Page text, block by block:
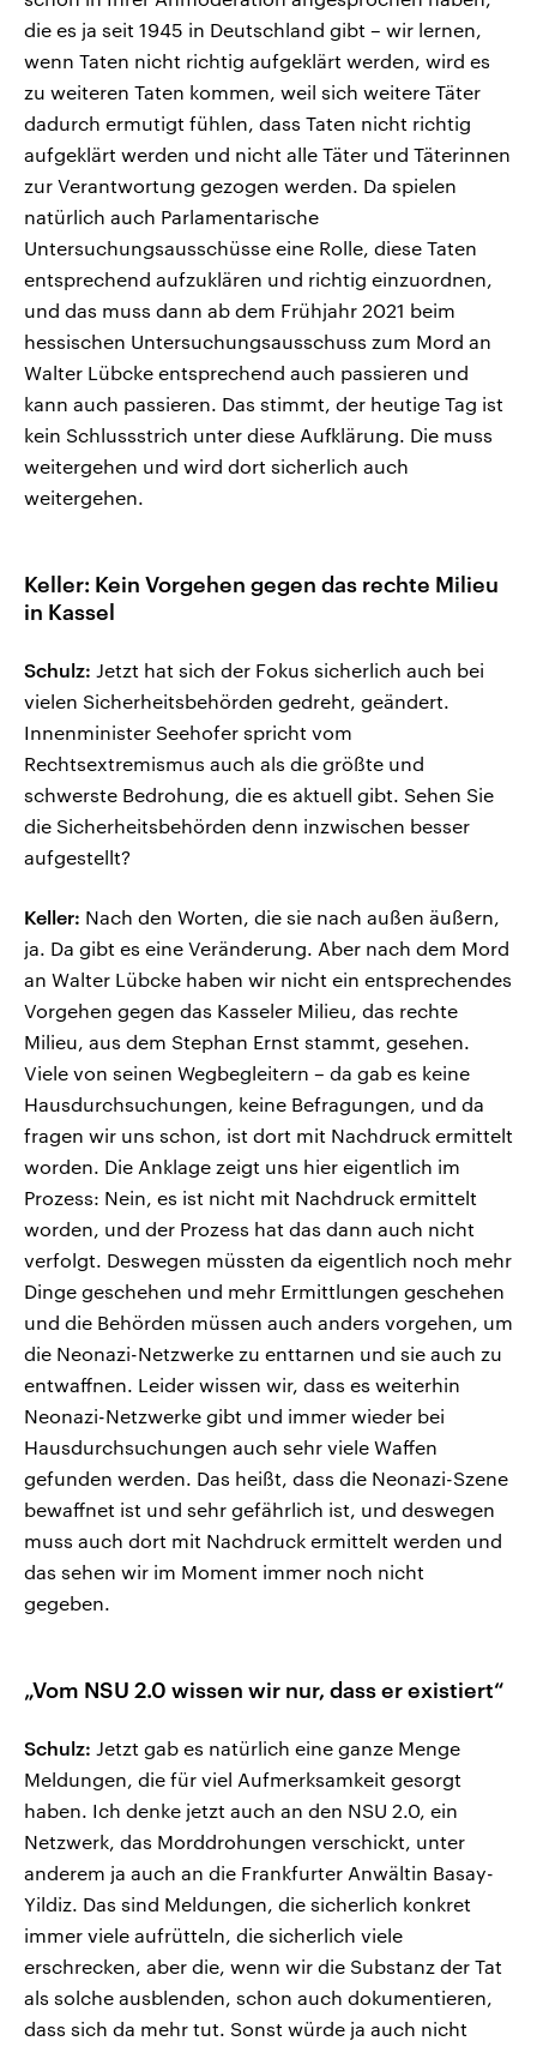
die es ja seit 1945 in Deutschland gibt – wir lernen,
wenn Taten nicht richtig aufgeklärt werden, wird es
zu weiteren Taten kommen, weil sich weitere Täter
dadurch ermutigt fühlen, dass Taten nicht richtig
aufgeklärt werden und nicht alle Täter und Täterinnen
zur Verantwortung gezogen werden. Da spielen
natürlich auch Parlamentarische
Untersuchungsausschüsse eine Rolle, diese Taten
entsprechend aufzuklären und richtig einzuordnen,
und das muss dann ab dem Frühjahr 2021 beim
hessischen Untersuchungsausschuss zum Mord an
Walter Lübcke entsprechend auch passieren und
kann auch passieren. Das stimmt, der heutige Tag ist
kein Schlussstrich unter diese Aufklärung. Die muss
weitergehen und wird dort sicherlich auch
weitergehen.
Keller: Kein Vorgehen gegen das rechte Milieu
in Kassel
Schulz: Jetzt hat sich der Fokus sicherlich auch bei
vielen Sicherheitsbehörden gedreht, geändert.
Innenminister Seehofer spricht vom
Rechtsextremismus auch als die größte und
schwerste Bedrohung, die es aktuell gibt. Sehen Sie
die Sicherheitsbehörden denn inzwischen besser
aufgestellt?
Keller: Nach den Worten, die sie nach außen äußern,
ja. Da gibt es eine Veränderung. Aber nach dem Mord
an Walter Lübcke haben wir nicht ein entsprechendes
Vorgehen gegen das Kasseler Milieu, das rechte
Milieu, aus dem Stephan Ernst stammt, gesehen.
Viele von seinen Wegbegleitern – da gab es keine
Hausdurchsuchungen, keine Befragungen, und da
fragen wir uns schon, ist dort mit Nachdruck ermittelt
worden. Die Anklage zeigt uns hier eigentlich im
Prozess: Nein, es ist nicht mit Nachdruck ermittelt
worden, und der Prozess hat das dann auch nicht
verfolgt. Deswegen müssten da eigentlich noch mehr
Dinge geschehen und mehr Ermittlungen geschehen
und die Behörden müssen auch anders vorgehen, um
die Neonazi-Netzwerke zu enttarnen und sie auch zu
entwaffnen. Leider wissen wir, dass es weiterhin
Neonazi-Netzwerke gibt und immer wieder bei
Hausdurchsuchungen auch sehr viele Waffen
gefunden werden. Das heißt, dass die Neonazi-Szene
bewaffnet ist und sehr gefährlich ist, und deswegen
muss auch dort mit Nachdruck ermittelt werden und
das sehen wir im Moment immer noch nicht
gegeben.
„Vom NSU 2.0 wissen wir nur, dass er existiert“
Schulz: Jetzt gab es natürlich eine ganze Menge
Meldungen, die für viel Aufmerksamkeit gesorgt
haben. Ich denke jetzt auch an den NSU 2.0, ein
Netzwerk, das Morddrohungen verschickt, unter
anderem ja auch an die Frankfurter Anwältin Basay-
Yildiz. Das sind Meldungen, die sicherlich konkret
immer viele aufrütteln, die sicherlich viele
erschrecken, aber die, wenn wir die Substanz der Tat
als solche ausblenden, schon auch dokumentieren,
dass sich da mehr tut. Sonst würde ja auch nicht